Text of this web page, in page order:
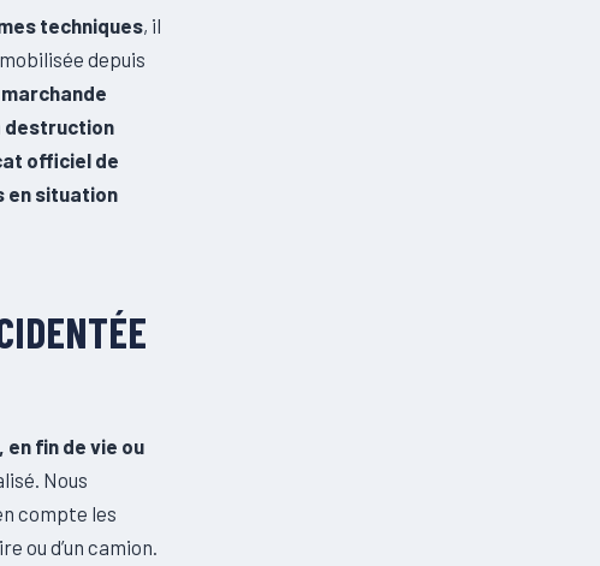
techniques, il
depuis
destruction
officiel de
en situation
fin de vie ou
Nous
compte les
ou d’un camion.